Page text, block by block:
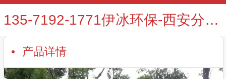
135-7192-1771伊冰环保-西安分公司，西安移动厕所 西安移动厕所出租 兰州流动厕所
产品详情